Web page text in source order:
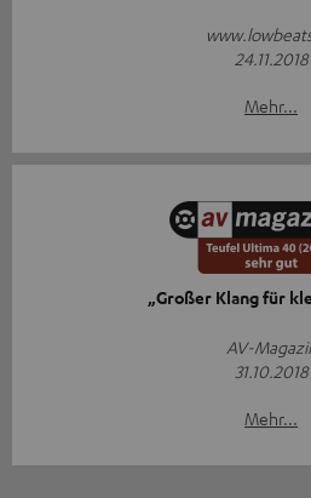
24.11.2018
Mehr...
„Großer Klang für
AV-
31.10.2018
Mehr...